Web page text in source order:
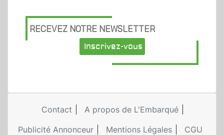
RECEVEZ NOTRE NEWSLETTER
Inscrivez-vous
Contact
A propos de L'Embarqué
Publicité Annonceur
Mentions Légales CGU